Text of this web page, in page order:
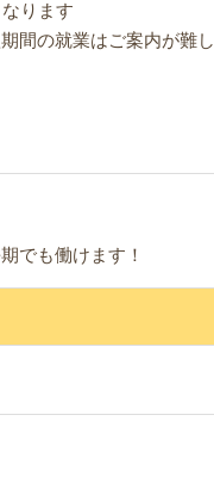
ります
間の就業はご案内が難し
も働けます！